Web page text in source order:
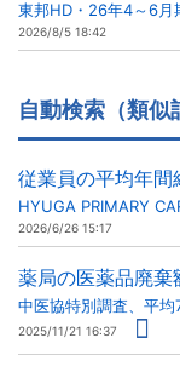
東邦HD・26年4～6月
2026/8/5 18:42
自動検索（類似
従業員の平均年
HYUGA PRIMARY
2026/6/26 15:17
薬局の医薬品廃棄
中医協特別調査、平均
2025/11/21 16:37